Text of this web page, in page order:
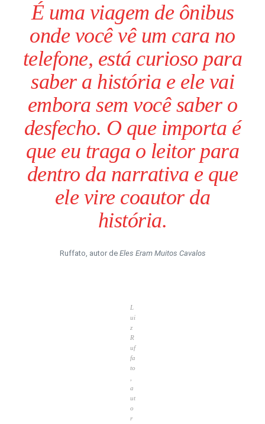
É uma viagem de ônibus
onde você vê um cara no
telefone, está curioso para
saber a história e ele vai
embora sem você saber o
desfecho. O que importa é
que eu traga o leitor para
dentro da narrativa e que
ele vire coautor da
história.
Ruffato, autor de Eles Eram Muitos Cavalos
L
ui
z
R
uf
fa
to
a
ut
o
r